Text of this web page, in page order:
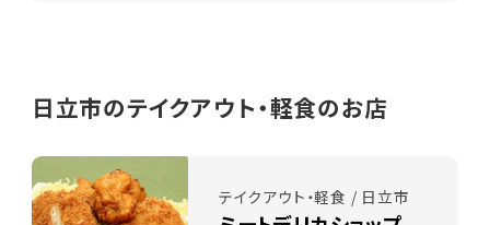
日立市のテイクアウト・軽食のお店
テイクアウト・軽食 / 日立市